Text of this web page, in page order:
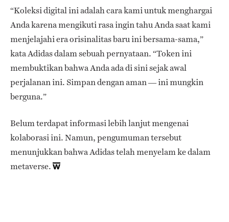
“Koleksi digital ini adalah cara kami untuk menghargai
Anda karena mengikuti rasa ingin tahu Anda saat kami
menjelajahi era orisinalitas baru ini bersama-sama,”
kata Adidas dalam sebuah pernyataan. “Token ini
membuktikan bahwa Anda ada di sini sejak awal
perjalanan ini. Simpan dengan aman — ini mungkin
berguna.”
Belum terdapat informasi lebih lanjut mengenai
kolaborasi ini. Namun, pengumuman tersebut
menunjukkan bahwa Adidas telah menyelam ke dalam
metaverse.